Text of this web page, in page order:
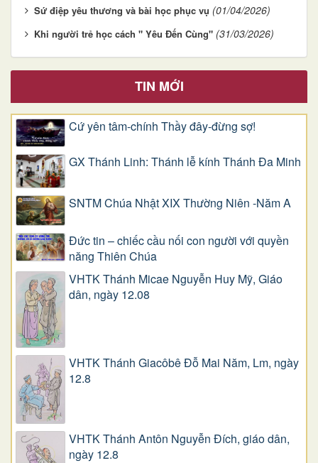
Sứ điệp yêu thương và bài học phục vụ (01/04/2026)
Khi người trẻ học cách " Yêu Đến Cùng" (31/03/2026)
TIN MỚI
Cứ yên tâm-chính Thầy đây-đừng sợ!
GX Thánh Linh: Thánh lễ kính Thánh Đa Minh
SNTM Chúa Nhật XIX Thường Niên -Năm A
Đức tin – chiếc cầu nối con người với quyền
năng Thiên Chúa
VHTK Thánh Micae Nguyễn Huy Mỹ, Giáo
dân, ngày 12.08
VHTK Thánh Giacôbê Ðỗ Mai Năm, Lm, ngày
12.8
VHTK Thánh Antôn Nguyễn Ðích, giáo dân,
ngày 12.8